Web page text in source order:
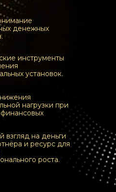
взгляд на деньги
и ресурс для
роста.
нагрузки при
инструменты
установок.
денежных